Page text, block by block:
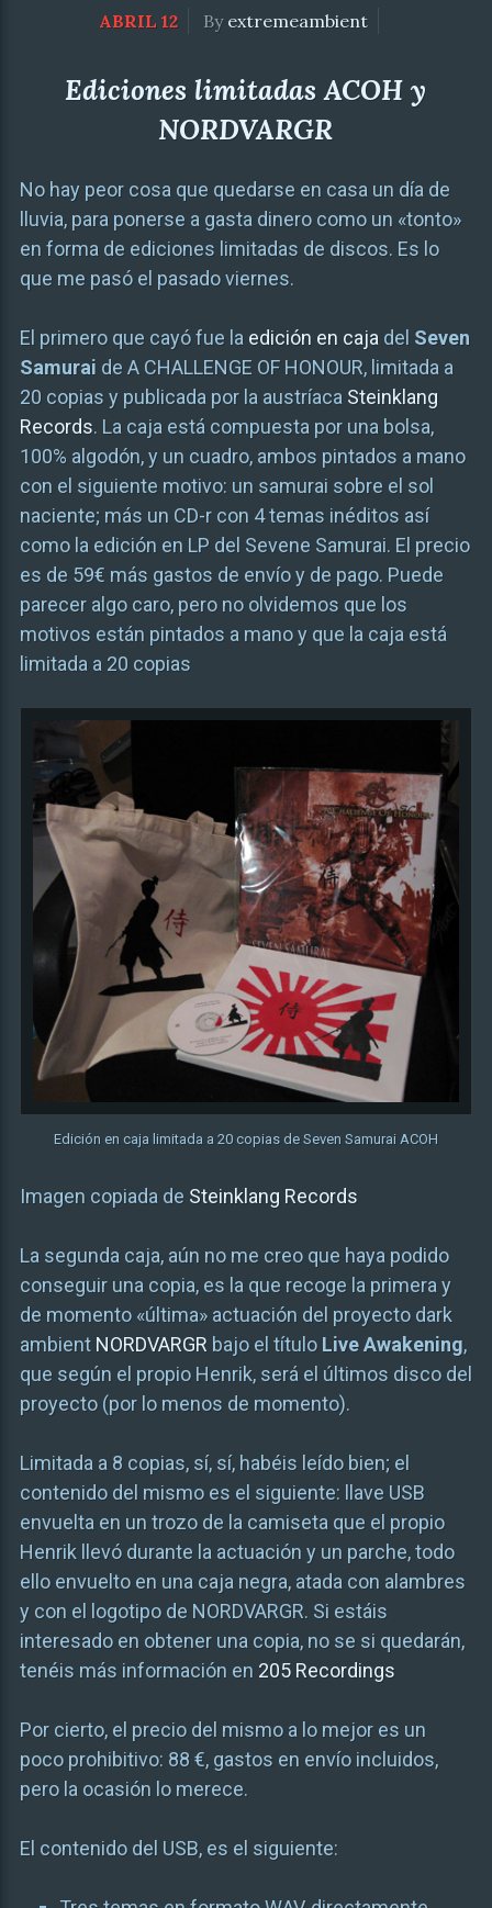
ABRIL 12 By extremeambient
Ediciones limitadas ACOH y
NORDVARGR
No hay peor cosa que quedarse en casa un día de
lluvia, para ponerse a gasta dinero como un «tonto»
en forma de ediciones limitadas de discos. Es lo
que me pasó el pasado viernes.
El primero que cayó fue la edición en cajadel Seven
Samurai de A CHALLENGE OF HONOUR, limitada a
20 copias y publicada por la austríaca Steinklang
Records. La caja está compuesta por una bolsa,
100% algodón, y un cuadro, ambos pintados a mano
con el siguiente motivo: un samurai sobre el sol
naciente; más un CD-r con 4 temas inéditos así
como la edición en LP del Sevene Samurai. El precio
es de 59€ más gastos de envío y de pago. Puede
parecer algo caro, pero no olvidemos que los
motivos están pintados a mano y que la caja está
limitada a 20 copias
Edición en caja limitada a 20 copias de Seven Samurai ACOH
Imagen copiada de Steinklang Records
La segunda caja, aún no me creo que haya podido
conseguir una copia, es la que recoge la primera y
de momento «última» actuación del proyecto dark
ambient NORDVARGR bajo el título Live Awakening,
que según el propio Henrik, será el últimos disco del
proyecto (por lo menos de momento).
Limitada a 8 copias, sí, sí, habéis leído bien; el
contenido del mismo es el siguiente: llave USB
envuelta en un trozo de la camiseta que el propio
Henrik llevó durante la actuación y un parche, todo
ello envuelto en una caja negra, atada con alambres
y con el logotipo de NORDVARGR. Si estáis
interesado en obtener una copia, no se si quedarán,
tenéis más información en 205 Recordings
Por cierto, el precio del mismo a lo mejor es un
poco prohibitivo: 88 €, gastos en envío incluidos,
pero la ocasión lo merece.
El contenido del USB, es el siguiente: